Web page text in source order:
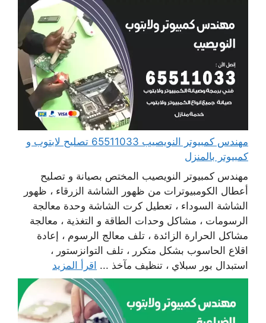
مهندس كمبيوتر النويصيب 65511033 تصليح لابتوب و
كمبيوتر بالمنزل
مهندس كمبيوتر النويصيب المختص بصيانة و تصليح
أعطال الكومبيوترات من ظهور الشاشة الزرقاء ، ظهور
الشاشة السوداء ، تعطيل كرت الشاشة وحدة معالجة
الرسومات ، مشاكل وحدات الطاقة و التغذية ، معالجة
مشاكل الحرارة الزائدة ، تلف معالج الرسوم ، إعادة
اقلاع الحاسوب بشكل متكرر ، تلف التوانزستور ،
استبدال بور سبلاي ، تنظيف مآخذ ... اقرأ المزيد